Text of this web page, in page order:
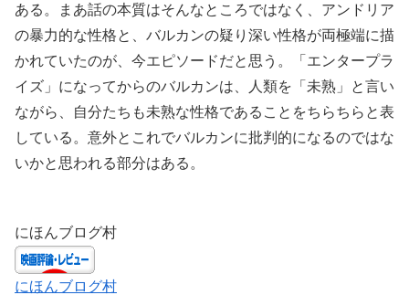
ある。まあ話の本質はそんなところではなく、アンドリア
の暴力的な性格と、バルカンの疑り深い性格が両極端に描
かれていたのが、今エピソードだと思う。「エンタープラ
イズ」になってからのバルカンは、人類を「未熟」と言い
ながら、自分たちも未熟な性格であることをちらちらと表
している。意外とこれでバルカンに批判的になるのではな
いかと思われる部分はある。
にほんブログ村
にほんブログ村